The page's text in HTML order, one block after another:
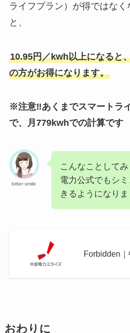
ライフプラン）が得ではな
と、
10.95円／kwh以上になると
の方がお得になります。
※注意‼あくまでスマートラ
で、月779kwhでの計算です
bitter smile
こんなことして
電力公式でもシ
きるようになりま
Forbidden
おわりに